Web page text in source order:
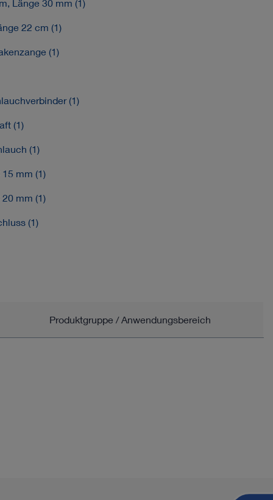
Länge 30 mm (1)
22 cm (1)
(1)
(1)
(1)
(1)
mm (1)
mm (1)
(1)
Produktgruppe / Anwendungsbereich